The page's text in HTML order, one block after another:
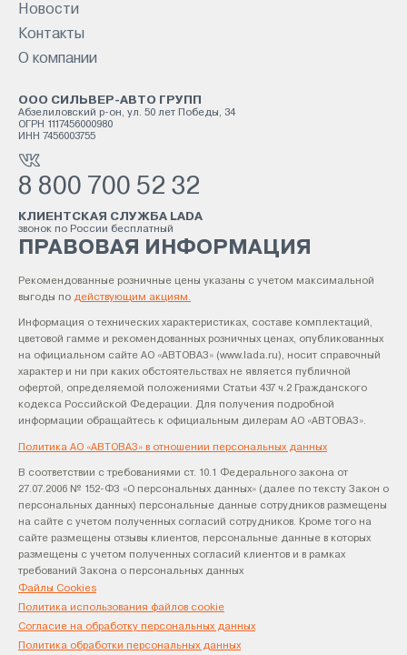
Новости
Контакты
О компании
ООО СИЛЬВЕР-АВТО ГРУПП
Абзелиловский р-он, ул. 50 лет Победы, 34
ОГРН 1117456000980
ИНН 7456003755
8 800 700 52 32
КЛИЕНТСКАЯ СЛУЖБА LADA
звонок по России бесплатный
ПРАВОВАЯ ИНФОРМАЦИЯ
Рекомендованные розничные цены указаны с учетом максимальной
выгоды по действующим акциям.
Информация о технических характеристиках, составе комплектаций,
цветовой гамме и рекомендованных розничных ценах, опубликованных
на официальном сайте АО «АВТОВАЗ» (www.lada.ru), носит справочный
характер и ни при каких обстоятельствах не является публичной
офертой, определяемой положениями Статьи 437 ч.2 Гражданского
кодекса Российской Федерации. Для получения подробной
информации обращайтесь к официальным дилерам АО «АВТОВАЗ».
Политика АО «АВТОВАЗ» в отношении персональных данных
В соответствии с требованиями ст. 10.1 Федерального закона от
27.07.2006 № 152-ФЗ «О персональных данных» (далее по тексту Закон о
персональных данных) персональные данные сотрудников размещены
на сайте с учетом полученных согласий сотрудников. Кроме того на
сайте размещены отзывы клиентов, персональные данные в которых
размещены с учетом полученных согласий клиентов и в рамках
требований Закона о персональных данных
Файлы Cookies
Политика использования файлов cookie
Согласие на обработку персональных данных
Политика обработки персональных данных